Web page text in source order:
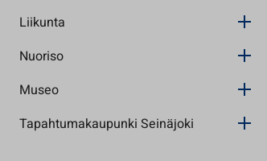
Liikunta
Nuoriso
Museo
Tapahtumakaupunki Seinäjoki